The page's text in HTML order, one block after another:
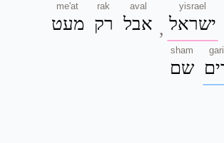
yisrael
ישראל ,
aval
אבל
rak
רק
me'at
מעט
sham
שם